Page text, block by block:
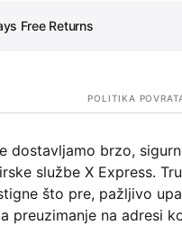
Free Returns
POLITIKA
dostavljamo brzo,
službe X Express.
što pre, pažljivo
preuzimanje na adresi